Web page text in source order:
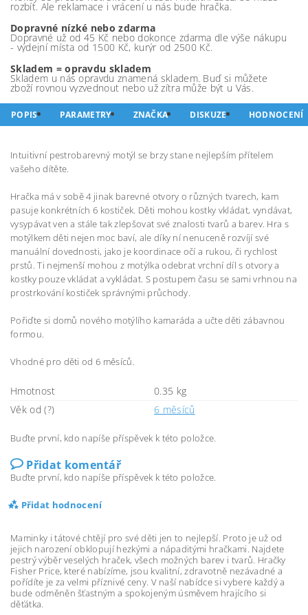
rozbít. Ale reklamace i vrácení u nás bude hračka.
Dopravné nízké nebo zdarma
Dopravné už od 45 Kč nebo dokonce zdarma dle výše nákupu
- výdejní místa od 1500 Kč, kurýr od 2500 Kč.
Skladem = opravdu skladem
Skladem u nás opravdu znamená skladem. Buď si můžete
zboží rovnou vyzvednout nebo už zítra může být u Vás.
POPIS PARAMETRY ZNAČKA DISKUZE HODNOCENÍ
Intuitivní pestrobarevný motýl se brzy stane nejlepším přítelem
vašeho dítěte.
Hračka má v sobě 4 jinak barevné otvory o různých tvarech, kam
pasuje konkrétních 6 kostiček. Děti mohou kostky vkládat, vyndávat,
vysypávat ven a stále tak zlepšovat své znalosti tvarů a barev. Hra s
motýlkem děti nejen moc baví, ale díky ní nenuceně rozvíjí své
manuální dovednosti, jako je koordinace očí a rukou, či rychlost
prstů. Ti nejmenší mohou z motýlka odebrat vrchní díl s otvory a
kostky pouze vkládat a vykládat. S postupem času se sami vrhnou na
prostrkování kostiček správnými průchody.
Pořiďte si domů nového motýlího kamaráda a učte děti zábavnou
formou.
Vhodné pro děti od 6 měsíců.
Hmotnost
0.35 kg
Věk od (?)
6 měsíců
Buďte první, kdo napíše příspěvek k této položce.
Přidat komentář
Buďte první, kdo napíše příspěvek k této položce.
Přidat hodnocení
Maminky i tátové chtějí pro své děti jen to nejlepší. Proto je už od
jejich narození obklopují hezkými a nápaditými hračkami. Najdete
pestrý výběr veselých hraček, všech možných barev i tvarů. Hračky
Fisher Price, které nabízíme, jsou kvalitní, zdravotně nezávadné a
pořídíte je za velmi příznivé ceny. V naší nabídce si vybere každý a
bude odměněn šťastným a spokojeným úsměvem hrajícího si
děťátka.